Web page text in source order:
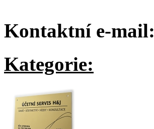
Kontaktní e-mail:
Kategorie: